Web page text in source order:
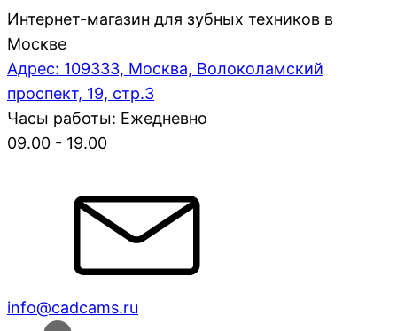
Интернет-магазин для зубных техников в
Москве
Адрес: 109333, Москва, Волоколамский
проспект, 19, стр.3
Часы работы: Ежедневно
09.00 - 19.00
info@cadcams.ru